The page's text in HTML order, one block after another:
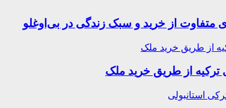
متفاوت از خرید و سبک زندگی در بی‌اوغلو